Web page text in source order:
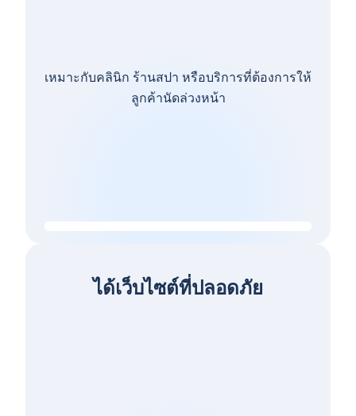
เหมาะกับคลินิก ร้านสปา หรือบริการที่ต้องการให้
ลูกค้านัดล่วงหน้า
ได้เว็บไซต์ที่ปลอดภัย